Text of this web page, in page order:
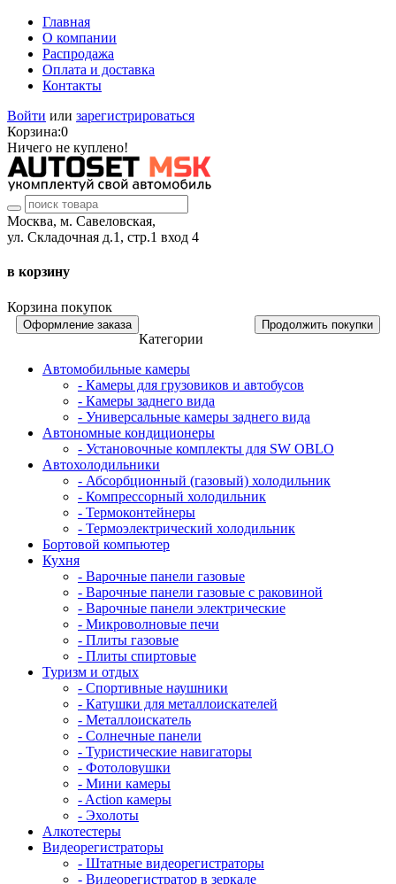
Главная
О компании
Распродажа
Оплата и доставка
Контакты
Войти или зарегистрироваться
Корзина:0
Ничего не куплено!
Москва, м. Савеловская,
ул. Складочная д.1, стр.1 вход 4
в корзину
Корзина покупок
Оформление заказа Продолжить покупки
Категории
Автомобильные камеры
- Камеры для грузовиков и автобусов
- Камеры заднего вида
- Универсальные камеры заднего вида
Автономные кондиционеры
- Установочные комплекты для SW OBLO
Автохолодильники
- Абсорбционный (газовый) холодильник
- Компрессорный холодильник
- Термоконтейнеры
- Термоэлектрический холодильник
Бортовой компьютер
Кухня
- Варочные панели газовые
- Варочные панели газовые с раковиной
- Варочные панели электрические
- Микроволновые печи
- Плиты газовые
- Плиты спиртовые
Туризм и отдых
- Cпортивные наушники
- Катушки для металлоискателей
- Металлоискатель
- Солнечные панели
- Туристические навигаторы
- Фотоловушки
- Мини камеры
- Action камеры
- Эхолоты
Алкотестеры
Видеорегистраторы
- Штатные видеорегистраторы
- Видеорегистратор в зеркале